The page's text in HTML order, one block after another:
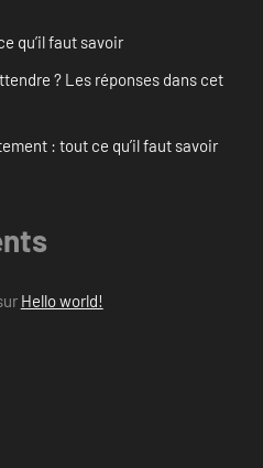
qu’il faut savoir
? Les réponses dans cet
: tout ce qu’il faut savoir
Hello world!